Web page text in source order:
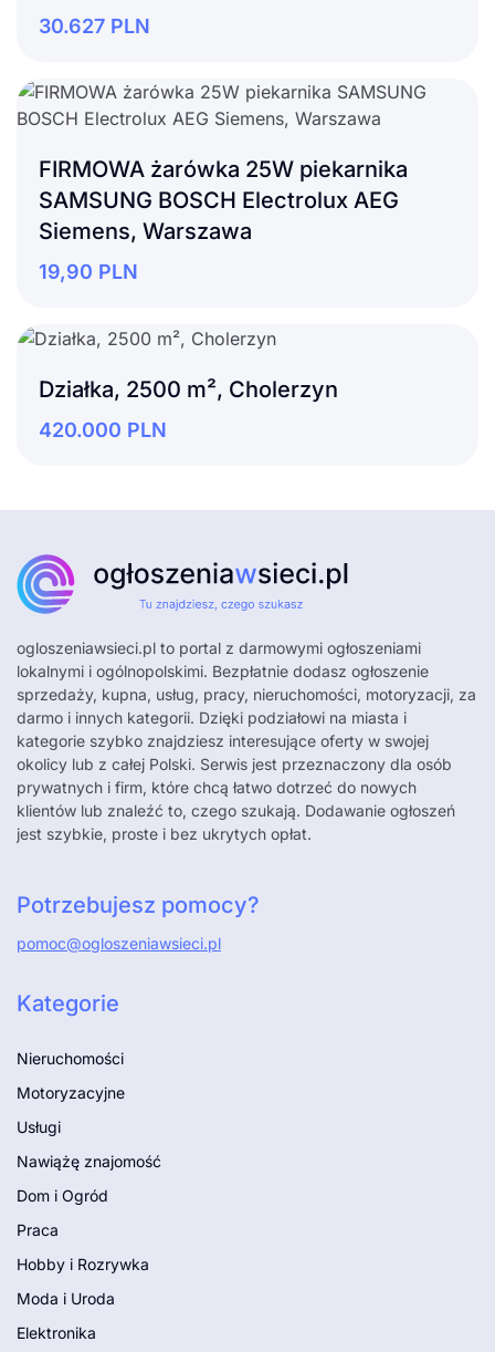
30.627 PLN
FIRMOWA żarówka 25W piekarnika
SAMSUNG BOSCH Electrolux AEG
Siemens, Warszawa
19,90 PLN
Działka, 2500 m², Cholerzyn
420.000 PLN
ogloszeniawsieci.pl to portal z darmowymi ogłoszeniami
lokalnymi i ogólnopolskimi. Bezpłatnie dodasz ogłoszenie
sprzedaży, kupna, usług, pracy, nieruchomości, motoryzacji, za
darmo i innych kategorii. Dzięki podziałowi na miasta i
kategorie szybko znajdziesz interesujące oferty w swojej
okolicy lub z całej Polski. Serwis jest przeznaczony dla osób
prywatnych i firm, które chcą łatwo dotrzeć do nowych
klientów lub znaleźć to, czego szukają. Dodawanie ogłoszeń
jest szybkie, proste i bez ukrytych opłat.
Potrzebujesz pomocy?
pomoc@ogloszeniawsieci.pl
Kategorie
Nieruchomości
Motoryzacyjne
Usługi
Nawiążę znajomość
Dom i Ogród
Praca
Hobby i Rozrywka
Moda i Uroda
Elektronika